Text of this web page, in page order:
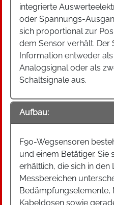
integrierte
oder Spannungs-
sich proportional zur
dem Sensor verhält. Der
Information entweder
Analogsignal oder als
Schaltsignale aus.
Aufbau:
F90-Wegsensoren
und einem Betätiger. Sie
erhältlich, die sich in den
Messbereichen
Bedämpfungselemente,
Kabeldosen sowie